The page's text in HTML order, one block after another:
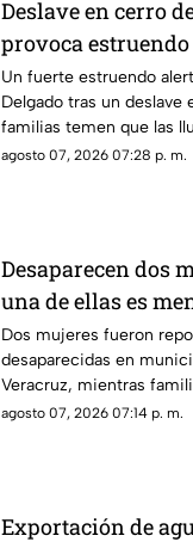
Deslave en cerro
provoca
familias; ¿hay
Un fuerte estruendo
Delgado tras un deslave
familias temen que las
desprendimientos.
agosto 07, 2026 07:28 p. m.
Desaparecen dos
una de ellas es
Dos mujeres fueron
desaparecidas en
Veracruz, mientras
mantienen activa su
agosto 07, 2026 07:14 p. m.
Exportación de